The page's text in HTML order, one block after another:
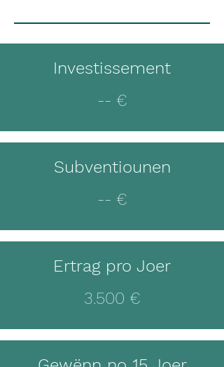
Investissement
-- €
Subventiounen
-- €
Ertrag pro Joer
3.500 €